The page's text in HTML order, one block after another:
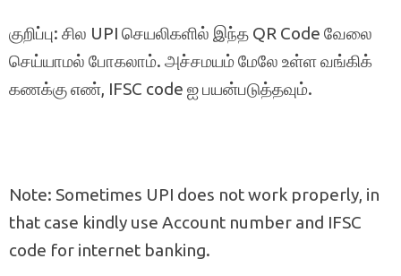
குறிப்பு: சில UPI செயலிகளில் இந்த QR Code வேலை
செய்யாமல் போகலாம். அச்சமயம் மேலே உள்ள வங்கிக்
கணக்கு எண், IFSC code ஐ பயன்படுத்தவும்.
Note: Sometimes UPI does not work properly, in
that case kindly use Account number and IFSC
code for internet banking.